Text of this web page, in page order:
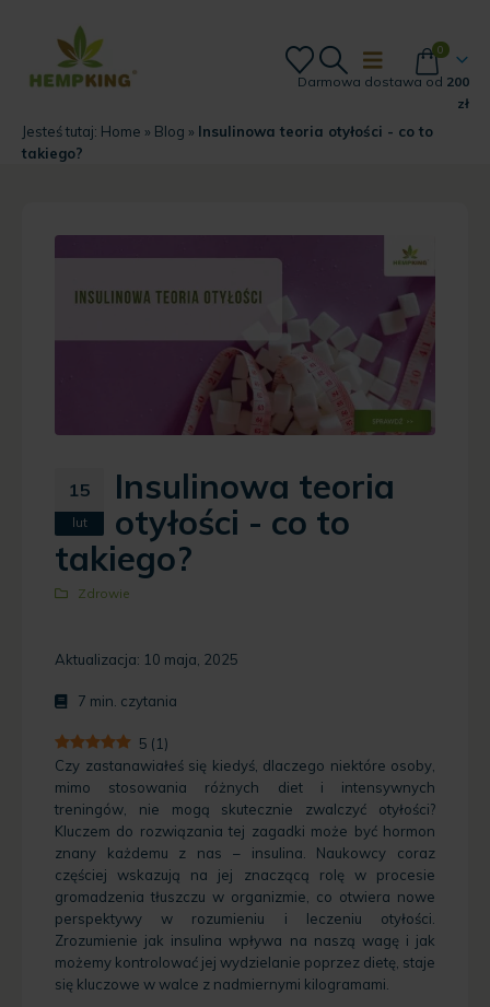
0
Darmowa dostawa od 200
zł
Jesteś tutaj: Home » Blog » Insulinowa teoria otyłości - co to
takiego?
15
lut
Insulinowa teoria
otyłości - co to
takiego?
Zdrowie
Aktualizacja: 10 maja, 2025
7 min. czytania
5 (1 )
Czy zastanawiałeś się kiedyś, dlaczego niektóre osoby,
mimo stosowania różnych diet i intensywnych
treningów, nie mogą skutecznie zwalczyć otyłości?
Kluczem do rozwiązania tej zagadki może być hormon
znany każdemu z nas – insulina. Naukowcy coraz
częściej wskazują na jej znaczącą rolę w procesie
gromadzenia tłuszczu w organizmie, co otwiera nowe
perspektywy w rozumieniu i leczeniu otyłości.
Zrozumienie jak insulina wpływa na naszą wagę i jak
możemy kontrolować jej wydzielanie poprzez dietę, staje
się kluczowe w walce z nadmiernymi kilogramami.